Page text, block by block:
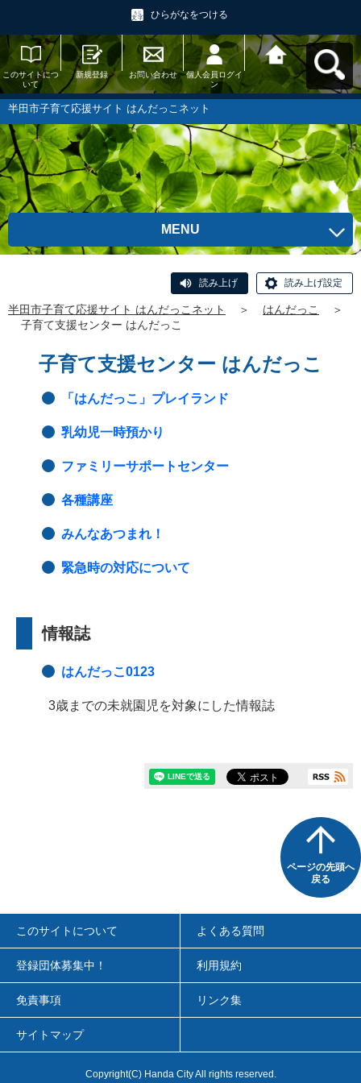
ひらがなをつける
このサイトにつ
いて
新規登録 お問い合わせ
個人会員ログイ
ン
半田市子育て応
援サイト はんだ
っこネットへ戻
半田市子育て応援サイト はんだっこネット
MENU
読み上げ 読み上げ設定
半田市子育て応援サイト はんだっこネット ＞ はんだっこ
＞
子育て支援センター はんだっこ
子育て支援センター はんだっこ
「はんだっこ」プレイランド
乳幼児一時預かり
ファミリーサポートセンター
各種講座
みんなあつまれ！
緊急時の対応について
情報誌
はんだっこ0123
3歳までの未就園児を対象にした情報誌
ページの先頭へ
戻る
このサイトについて よくある質問
登録団体募集中！ 利用規約
免責事項 リンク集
サイトマップ
Copyright(C) Handa City All rights reserved.